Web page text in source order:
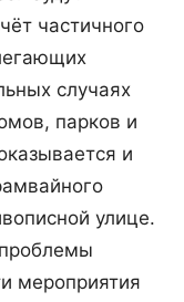
частичного
случаях
парков и
и
улице.
мероприятия